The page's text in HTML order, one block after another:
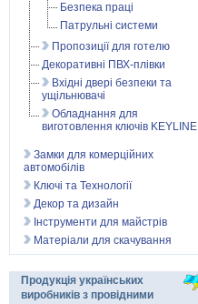
Безпека праці
Патрульні системи
Пропозиції для готелю
Декоративні ПВХ-плівки
Вхідні двері безпеки та
ущільнювачі
Обладнання для
виготовлення ключів KEYLINE
Замки для комерційних
автомобілів
Ключі та Технології
Декор та дизайн
Інструменти для майстрів
Матеріали для скачування
Продукція українських
виробників з провідними